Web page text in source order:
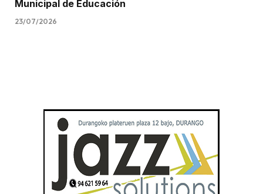
Municipal de Educación
23/07/2026